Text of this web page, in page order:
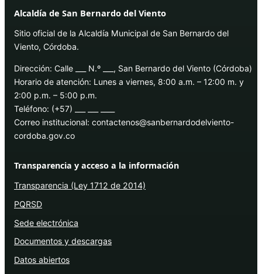
Alcaldía de San Bernardo del Viento
Sitio oficial de la Alcaldía Municipal de San Bernardo del
Viento, Córdoba.
Dirección: Calle ___ N.º ___, San Bernardo del Viento (Córdoba)
Horario de atención: Lunes a viernes, 8:00 a.m. – 12:00 m. y
2:00 p.m. – 5:00 p.m.
Teléfono: (+57) ___ ___ ____
Correo institucional: contactenos@sanbernardodelviento-
cordoba.gov.co
Transparencia y acceso a la información
Transparencia (Ley 1712 de 2014)
PQRSD
Sede electrónica
Documentos y descargas
Datos abiertos